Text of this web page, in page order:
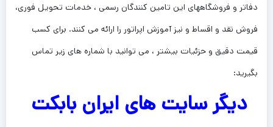
دفاتر و فروشگاههای این تامین کنندگان رسمی ، خدمات تحویل فوری،
فروش نقد و اقساط و نیز آموزش اپراتور را ارائه می کنند. برای کسب
قیمت دقیق و حزئیات بیشتر ، می توانید با شماره های زیر تماس
بگیرید:
دیگر سایت های ایران بابکت